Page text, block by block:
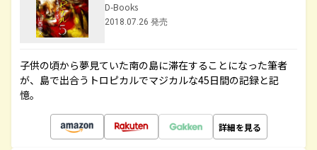
D-Books
2018.07.26 発売
子供の頃から夢見ていた南の島に滞在することになった筆者
が、島で出合うトロピカルでマジカルな45日間の記録と記
憶。
詳細を見る